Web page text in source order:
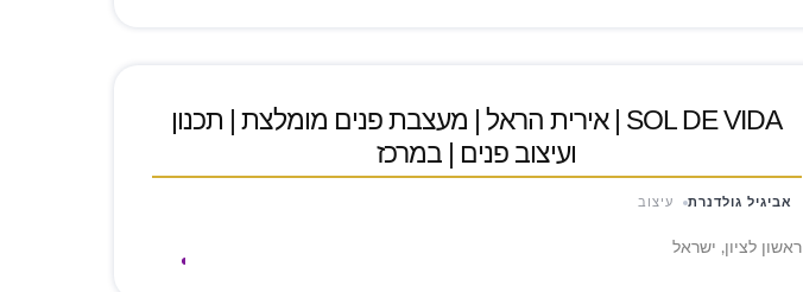
SOL DE VIDA | אירית הראל | מעצבת פנים מומלצת | תכנון
ועיצוב פנים | במרכז
אביגיל גולדנרת עיצוב
ראשון לציון, ישראל